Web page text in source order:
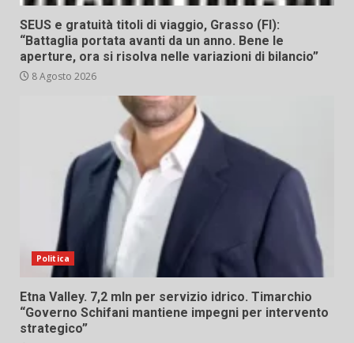
SEUS e gratuità titoli di viaggio, Grasso (FI):
“Battaglia portata avanti da un anno. Bene le
aperture, ora si risolva nelle variazioni di bilancio”
8 Agosto 2026
Politica
Etna Valley. 7,2 mln per servizio idrico. Timarchio
“Governo Schifani mantiene impegni per intervento
strategico”